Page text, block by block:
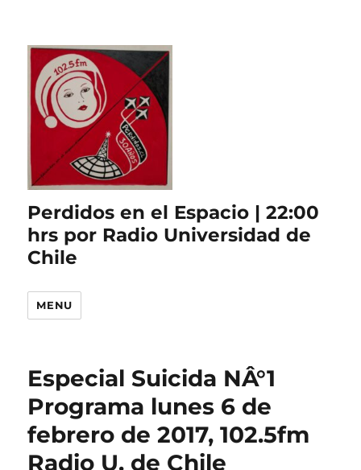
Perdidos en el Espacio | 22:00
hrs por Radio Universidad de
Chile
MENU
Especial Suicida NÂ°1
Programa lunes 6 de
febrero de 2017, 102.5fm
Radio U. de Chile